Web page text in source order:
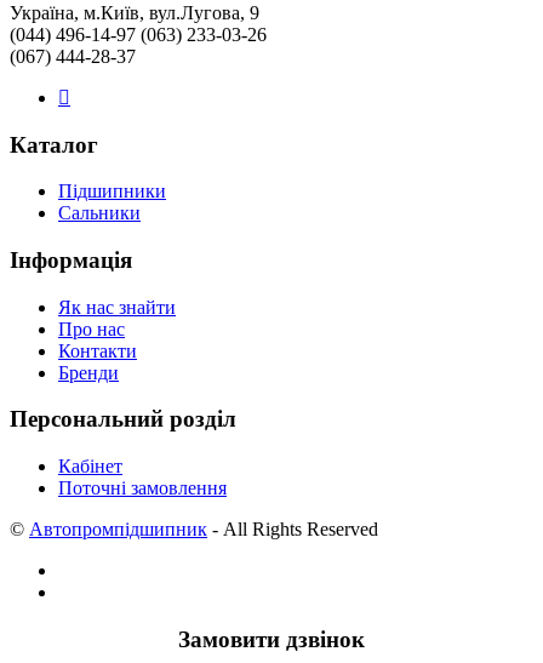
Україна, м.Київ, вул.Лугова, 9
(044) 496-14-97 (063) 233-03-26
(067) 444-28-37
Каталог
Підшипники
Сальники
Інформація
Як нас знайти
Про нас
Контакти
Бренди
Персональний розділ
Кабінет
Поточні замовлення
© Автопромпідшипник - All Rights Reserved
Замовити дзвінок